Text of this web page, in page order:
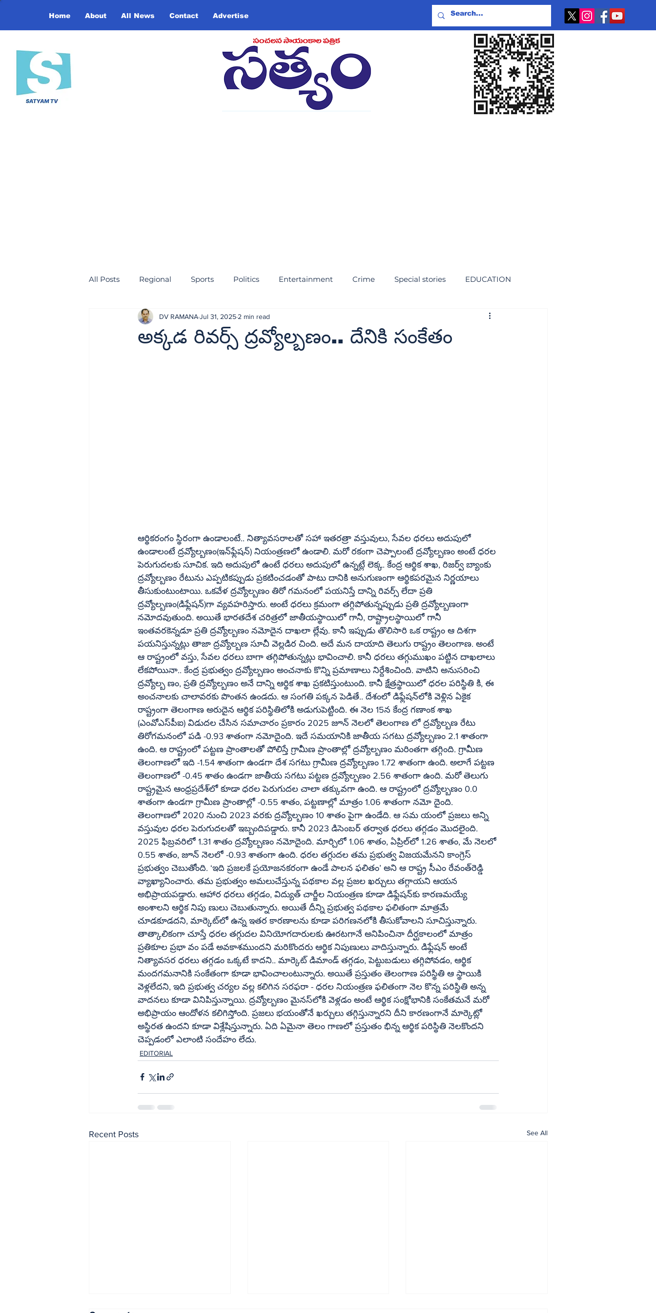
Home About All News Contact Advertise
All Posts Regional Sports Politics Entertainment Crime Special stories EDUCATION
EDITORIAL
అక్కడ రివర్స్‌ ద్రవ్యోల్బణం.. దేనికి సంకేతం
DV RAMANAJul 31, 2025 2 min read
ఆర్థికరంగం స్థిరంగా ఉండాలంటే.. నిత్యావసరాలతో సహా ఇతరత్రా వస్తువులు, సేవల ధరలు అదుపులో
ఉండాలంటే ద్రవ్యోల్బణం(ఇన్‌ఫ్లేషన్‌) నియంత్రణలో ఉండాలి. మరో రకంగా చెప్పాలంటే ద్రవ్యోల్బణం అంటే ధరల
పెరుగుదలకు సూచిక. ఇది అదుపులో ఉంటే ధరలు అదుపులో ఉన్నట్లే లెక్క. కేంద్ర ఆర్థిక శాఖ, రిజర్వ్‌ బ్యాంకు
ద్రవ్యోల్బణం రేటును ఎప్పటికప్పుడు ప్రకటించడంతో పాటు దానికి అనుగుణంగా ఆర్థికపరమైన నిర్ణయాలు
తీసుకుంటుంటాయి. ఒకవేళ ద్రవ్యోల్బణం తిరో గమనంలో పయనిస్తే దాన్ని రివర్స్‌ లేదా ప్రతి
ద్రవ్యోల్బణం(డిఫ్లేషన్‌)గా వ్యవహరిస్తారు. అంటే ధరలు క్రమంగా తగ్గిపోతున్నప్పుడు ప్రతి ద్రవ్యోల్బణంగా
నమోదవుతుంది. అయితే భారతదేశ చరిత్రలో జాతీయస్థాయిలో గానీ, రాష్ట్రాలస్థాయిలో గానీ
ఇంతవరకెన్నడూ ప్రతి ద్రవ్యోల్బణం నమోదైన దాఖలా ల్లేవు. కానీ ఇప్పుడు తొలిసారి ఒక రాష్ట్రం ఆ దిశగా
పయనిస్తున్నట్లు తాజా ద్రవ్యోల్బణ సూచీ వెల్లడిర చింది. అదే మన దాయాది తెలుగు రాష్ట్రం తెలంగాణ. అంటే
ఆ రాష్ట్రంలో వస్తు, సేవల ధరలు బాగా తగ్గిపోతున్నట్లు భావించాలి. కానీ ధరలు తగ్గుముఖం పట్టిన దాఖలాలు
లేకపోయినా.. కేంద్ర ప్రభుత్వం ద్రవ్యోల్బణం అంచనాకు కొన్ని ప్రమాణాలు నిర్దేశించింది. వాటిని అనుసరించి
ద్రవ్యోల్బ ణం, ప్రతి ద్రవ్యోల్బణం అనే దాన్ని ఆర్థిక శాఖ ప్రకటిస్తుంటుంది. కానీ క్షేత్రస్థాయిలో ధరల పరిస్థితి కి, ఈ
అంచనాలకు చాలావరకు పొంతన ఉండదు. ఆ సంగతి పక్కన పెడితే.. దేశంలో డిఫ్లేషన్‌లోకి వెళ్లిన ఏకైక
రాష్ట్రంగా తెలంగాణ అరుదైన ఆర్థిక పరిస్థితిలోకి అడుగుపెట్టింది. ఈ నెల 15న కేంద్ర గణాంక శాఖ
(ఎంవోఎస్‌పీఐ) విడుదల చేసిన సమాచారం ప్రకారం 2025 జూన్‌ నెలలో తెలంగాణ లో ద్రవ్యోల్బణ రేటు
తిరోగమనంలో పడి -0.93 శాతంగా నమోదైంది. ఇదే సమయానికి జాతీయ సగటు ద్రవ్యోల్బణం 2.1 శాతంగా
ఉంది. ఆ రాష్ట్రంలో పట్టణ ప్రాంతాలతో పోలిస్తే గ్రామీణ ప్రాంతాల్లో ద్రవ్యోల్బణం మరింతగా తగ్గింది. గ్రామీణ
తెలంగాణలో ఇది -1.54 శాతంగా ఉండగా దేశ సగటు గ్రామీణ ద్రవ్యోల్బణం 1.72 శాతంగా ఉంది. అలాగే పట్టణ
తెలంగాణలో -0.45 శాతం ఉండగా జాతీయ సగటు పట్టణ ద్రవ్యోల్బణం 2.56 శాతంగా ఉంది. మరో తెలుగు
రాష్ట్రమైన ఆంధ్రప్రదేశ్‌లో కూడా ధరల పెరుగుదల చాలా తక్కువగా ఉంది. ఆ రాష్ట్రంలో ద్రవ్యోల్బణం 0.0
శాతంగా ఉండగా గ్రామీణ ప్రాంతాల్లో -0.55 శాతం, పట్టణాల్లో మాత్రం 1.06 శాతంగా నమో దైంది.
తెలంగాణలో 2020 నుంచి 2023 వరకు ద్రవ్యోల్బణం 10 శాతం పైగా ఉండేది. ఆ సమ యంలో ప్రజలు అన్ని
వస్తువుల ధరల పెరుగుదలతో ఇబ్బందిపడ్డారు. కానీ 2023 డిసెంబర్‌ తర్వాత ధరలు తగ్గడం మొదలైంది.
2025 ఫిబ్రవరిలో 1.31 శాతం ద్రవ్యోల్బణం నమోదైంది. మార్చిలో 1.06 శాతం, ఏప్రిల్‌లో 1.26 శాతం, మే నెలలో
0.55 శాతం, జూన్‌ నెలలో -0.93 శాతంగా ఉంది. ధరల తగ్గుదల తమ ప్రభుత్వ విజయమేనని కాంగ్రెస్‌
ప్రభుత్వం చెబుతోంది. ‘ఇది ప్రజలకే ప్రయోజనకరంగా ఉండే పాలన ఫలితం’ అని ఆ రాష్ట్ర సీఎం రేవంత్‌రెడ్డి
వ్యాఖ్యానించారు. తమ ప్రభుత్వం అమలుచేస్తున్న పథకాల వల్ల ప్రజల ఖర్చులు తగ్గాయని ఆయన
అభిప్రాయపడ్డారు. ఆహార ధరలు తగ్గడం, విద్యుత్‌ చార్జీల నియంత్రణ కూడా డిఫ్లేషన్‌కు కారణమయ్యే
అంశాలని ఆర్థిక నిపు ణులు చెబుతున్నారు. అయితే దీన్ని ప్రభుత్వ పథకాల ఫలితంగా మాత్రమే
చూడకూడదని, మార్కెట్‌లో ఉన్న ఇతర కారణాలను కూడా పరిగణనలోకి తీసుకోవాలని సూచిస్తున్నారు.
తాత్కాలికంగా చూస్తే ధరల తగ్గుదల వినియోగదారులకు ఊరటగానే అనిపించినా దీర్ఘకాలంలో మాత్రం
ప్రతికూల ప్రభా వం పడే అవకాశముందని మరికొందరు ఆర్థిక నిపుణులు వాదిస్తున్నారు. డిఫ్లేషన్‌ అంటే
నిత్యావసర ధరలు తగ్గడం ఒక్కటే కాదని.. మార్కెట్‌ డిమాండ్‌ తగ్గడం, పెట్టుబడులు తగ్గిపోవడం, ఆర్థిక
మందగమనానికి సంకేతంగా కూడా భావించాలంటున్నారు. అయితే ప్రస్తుతం తెలంగాణ పరిస్థితి ఆ స్థాయికి
వెళ్లలేదని, ఇది ప్రభుత్వ చర్యల వల్ల కలిగిన సరఫరా - ధరల నియంత్రణ ఫలితంగా నెల కొన్న పరిస్థితి అన్న
వాదనలు కూడా వినిపిస్తున్నాయి. ద్రవ్యోల్బణం మైనస్‌లోకి వెళ్లడం అంటే ఆర్థిక సంక్షోభానికి సంకేతమనే మరో
అభిప్రాయం ఆందోళన కలిగిస్తోంది. ప్రజలు భయంతోనే ఖర్చులు తగ్గిస్తున్నారని దీని కారణంగానే మార్కెట్లో
అస్థిరత ఉందని కూడా విశ్లేషిస్తున్నారు. ఏది ఏమైనా తెలం గాణలో ప్రస్తుతం భిన్న ఆర్థిక పరిస్థితి నెలకొందని
చెప్పడంలో ఎలాంటి సందేహం లేదు.
EDITORIAL
Recent Posts See All